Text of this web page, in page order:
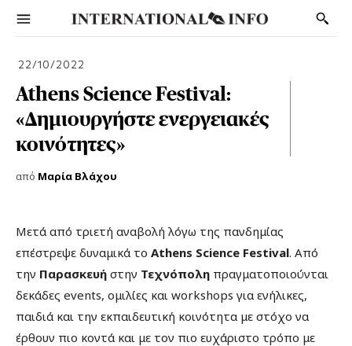
22/10/2022
Athens Science Festival:
«Δημιουργήστε ενεργειακές
κοινότητες»
από Μαρία Βλάχου
Μετά από τριετή αναβολή λόγω της πανδημίας
επέστρεψε δυναμικά το Athens Science Festival. Από
την Παρασκευή στην Τεχνόπολη πραγματοποιούνται
δεκάδες events, ομιλίες και workshops για ενήλικες,
παιδιά και την εκπαιδευτική κοινότητα με στόχο να
έρθουν πιο κοντά και με τον πιο ευχάριστο τρόπο με